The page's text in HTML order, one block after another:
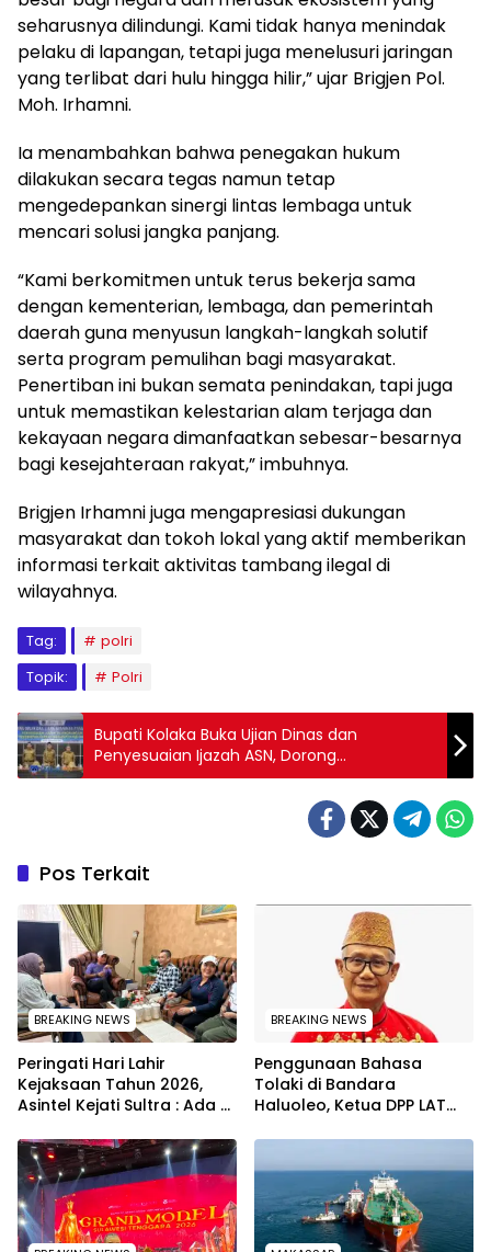
seharusnya dilindungi. Kami tidak hanya menindak
pelaku di lapangan, tetapi juga menelusuri jaringan
yang terlibat dari hulu hingga hilir,” ujar Brigjen Pol.
Moh. Irhamni.
Ia menambahkan bahwa penegakan hukum
dilakukan secara tegas namun tetap
mengedepankan sinergi lintas lembaga untuk
mencari solusi jangka panjang.
“Kami berkomitmen untuk terus bekerja sama
dengan kementerian, lembaga, dan pemerintah
daerah guna menyusun langkah-langkah solutif
serta program pemulihan bagi masyarakat.
Penertiban ini bukan semata penindakan, tapi juga
untuk memastikan kelestarian alam terjaga dan
kekayaan negara dimanfaatkan sebesar-besarnya
bagi kesejahteraan rakyat,” imbuhnya.
Brigjen Irhamni juga mengapresiasi dukungan
masyarakat dan tokoh lokal yang aktif memberikan
informasi terkait aktivitas tambang ilegal di
wilayahnya.
Tag:
polri
Topik:
Polri
Bupati Kolaka Buka Ujian Dinas dan
Penyesuaian Ijazah ASN, Dorong
Profesionalisme Aparatur
Pos Terkait
BREAKING NEWS
Peringati Hari Lahir
Kejaksaan Tahun 2026,
Asintel Kejati Sultra : Ada
sampai Adhyaksa Run
BREAKING NEWS
Penggunaan Bahasa
Tolaki di Bandara
Haluoleo, Ketua DPP LAT
Langkah Pelestarian
Budaya